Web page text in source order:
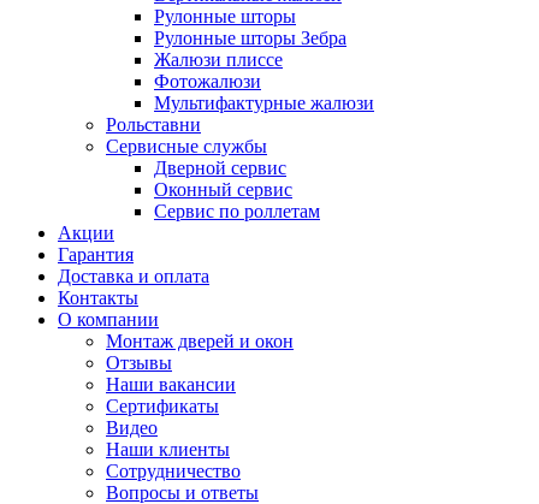
Рулонные шторы
Рулонные шторы Зебра
Жалюзи плиссе
Фотожалюзи
Мультифактурные жалюзи
Рольставни
Сервисные службы
Дверной сервис
Оконный сервис
Сервис по роллетам
Акции
Гарантия
Доставка и оплата
Контакты
О компании
Монтаж дверей и окон
Отзывы
Наши вакансии
Сертификаты
Видео
Наши клиенты
Сотрудничество
Вопросы и ответы